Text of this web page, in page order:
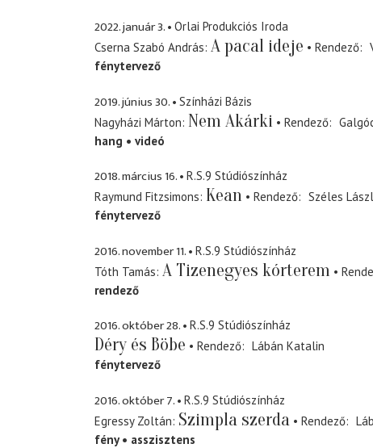
2022. január 3.
Orlai Produkciós Iroda
Cserna Szabó András A pacal ideje Rendező
fénytervező
2019. június 30.
Színházi Bázis
Nagyházi Márton Nem Akárki Rendező
hang
videó
2018. március 16.
R.S.9 Stúdiószínház
Raymund Fitzsimons Kean Rendező
Széles
fénytervező
2016. november 11.
R.S.9 Stúdiószínház
Tóth Tamás A Tizenegyes kórterem
rendező
2016. október 28. R.S.9 Stúdiószínház
Déry és Böbe Rendező
Lábán Katalin
fénytervező
2016. október 7.
R.S.9 Stúdiószínház
Egressy Zoltán Szimpla szerda Rendező
fény
asszisztens